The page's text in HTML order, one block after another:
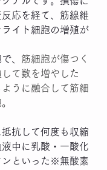
応を経て、筋線維
イト細胞の増殖が
、 筋細胞が傷つく
て数を増やした
うに融合して筋細
抗して何度も収縮
中に乳酸・一酸化
ンといった※無酸素